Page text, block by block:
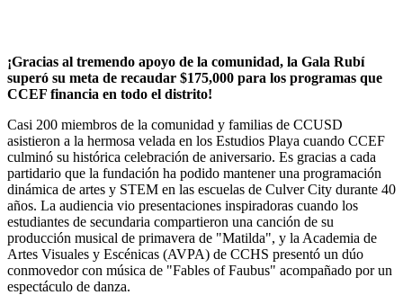
¡Gracias al tremendo apoyo de la comunidad, la Gala Rubí
superó su meta de recaudar $175,000 para los programas que
CCEF financia en todo el distrito!
Casi 200 miembros de la comunidad y familias de CCUSD
asistieron a la hermosa velada en los Estudios Playa cuando CCEF
culminó su histórica celebración de aniversario. Es gracias a cada
partidario que la fundación ha podido mantener una programación
dinámica de artes y STEM en las escuelas de Culver City durante 40
años. La audiencia vio presentaciones inspiradoras cuando los
estudiantes de secundaria compartieron una canción de su
producción musical de primavera de "Matilda", y la Academia de
Artes Visuales y Escénicas (AVPA) de CCHS presentó un dúo
conmovedor con música de "Fables of Faubus" acompañado por un
espectáculo de danza.